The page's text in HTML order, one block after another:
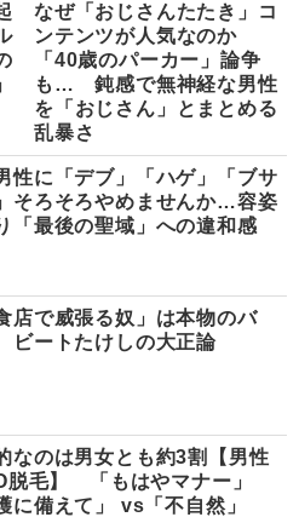
なぜ「おじさんたたき」コ
ンテンツが人気なのか
「40歳のパーカー」論争
も… 鈍感で無神経な男性
を「おじさん」とまとめる
乱暴さ
性に「デブ」「ハゲ」「ブサ
そろそろやめませんか…容姿
「最後の聖域」への違和感
店で威張る奴」は本物のバ
ートたけしの大正論
なのは男女とも約3割【男性
脱毛】 「もはやマナー」
に備えて」 vs「不自然」